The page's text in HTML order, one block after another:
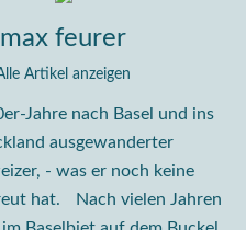
max feurer
Artikel anzeigen
Jahre nach Basel und ins
ausgewanderter
- was er noch keine
hat. Nach vielen Jahren